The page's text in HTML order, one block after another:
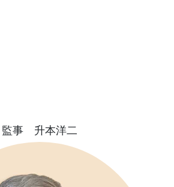
監事 升本洋二